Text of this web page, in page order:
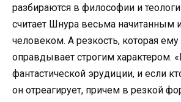
разбираются в философии и
считает Шнура весьма
человеком. А резкость, которая ему
оправдывает строгим характером.
фантастической эрудиции, и если
он отреагирует, причем в резкой